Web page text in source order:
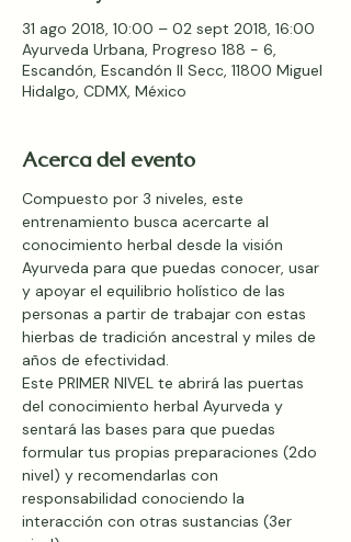
31 ago 2018, 10:00 – 02 sept 2018, 16:00
Ayurveda Urbana, Progreso 188 - 6,
Escandón, Escandón II Secc, 11800 Miguel
Hidalgo, CDMX, México
Acerca del evento
Compuesto por 3 niveles, este
entrenamiento busca acercarte al
conocimiento herbal desde la visión
Ayurveda para que puedas conocer, usar
y apoyar el equilibrio holístico de las
personas a partir de trabajar con estas
hierbas de tradición ancestral y miles de
años de efectividad.
Este PRIMER NIVEL te abrirá las puertas
del conocimiento herbal Ayurveda y
sentará las bases para que puedas
formular tus propias preparaciones (2do
nivel) y recomendarlas con
responsabilidad conociendo la
interacción con otras sustancias (3er